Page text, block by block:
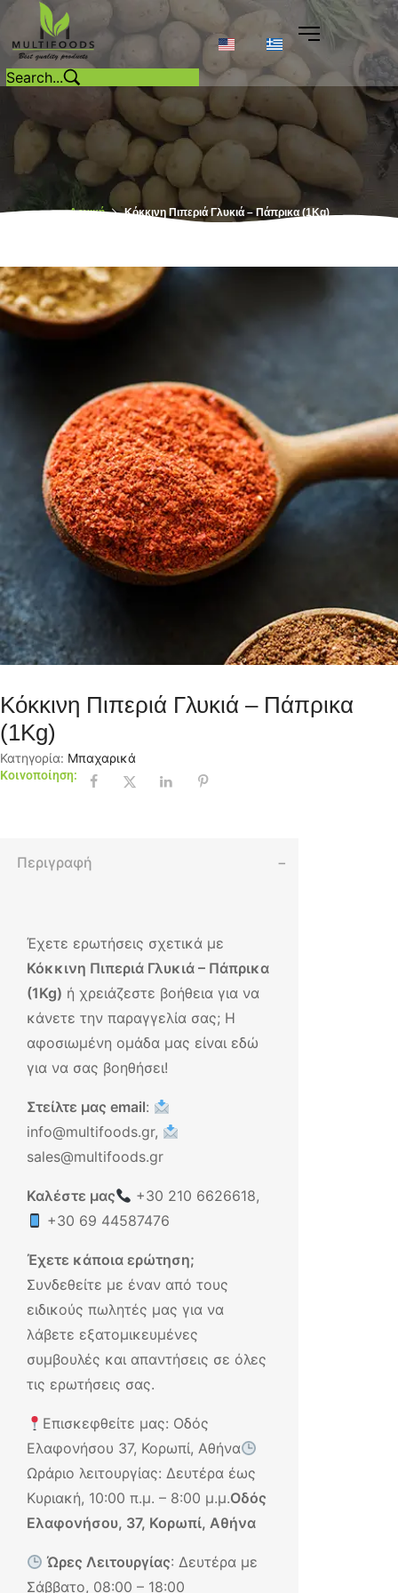
Αρχική Κόκκινη Πιπεριά Γλυκιά – Πάπρικα (1Kg)
Κόκκινη Πιπεριά Γλυκιά – Πάπρικα
(1Kg)
Κατηγορία: Μπαχαρικά
Κοινοποίηση:
Περιγραφή
Έχετε ερωτήσεις σχετικά με
Κόκκινη Πιπεριά Γλυκιά – Πάπρικα
(1Kg) ή χρειάζεστε βοήθεια για να
κάνετε την παραγγελία σας; Η
αφοσιωμένη ομάδα μας είναι εδώ
για να σας βοηθήσει!
Στείλτε μας email:
info@multifoods.gr,
sales@multifoods.gr
Καλέστε μας +30 210 6626618,
+30 69 44587476
Έχετε κάποια ερώτηση;
Συνδεθείτε με έναν από τους
ειδικούς πωλητές μας για να
λάβετε εξατομικευμένες
συμβουλές και απαντήσεις σε όλες
τις ερωτήσεις σας.
Επισκεφθείτε μας: Οδός
Ελαφονήσου 37, Κορωπί, Αθήνα
Ωράριο λειτουργίας: Δευτέρα έως
Κυριακή, 10:00 π.μ. – 8:00 μ.μ.Οδός
Ελαφονήσου, 37, Κορωπί, Αθήνα
Ώρες Λειτουργίας: Δευτέρα με
Σάββατο, 08:00 – 18:00